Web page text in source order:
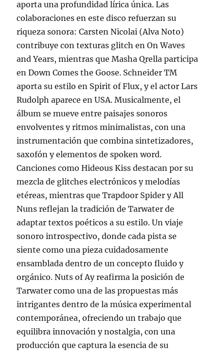
aporta una profundidad lírica única. Las
colaboraciones en este disco refuerzan su
riqueza sonora: Carsten Nicolai (Alva Noto)
contribuye con texturas glitch en On Waves
and Years, mientras que Masha Qrella participa
en Down Comes the Goose. Schneider TM
aporta su estilo en Spirit of Flux, y el actor Lars
Rudolph aparece en USA. Musicalmente, el
álbum se mueve entre paisajes sonoros
envolventes y ritmos minimalistas, con una
instrumentación que combina sintetizadores,
saxofón y elementos de spoken word.
Canciones como Hideous Kiss destacan por su
mezcla de glitches electrónicos y melodías
etéreas, mientras que Trapdoor Spider y All
Nuns reflejan la tradición de Tarwater de
adaptar textos poéticos a su estilo. Un viaje
sonoro introspectivo, donde cada pista se
siente como una pieza cuidadosamente
ensamblada dentro de un concepto fluido y
orgánico. Nuts of Ay reafirma la posición de
Tarwater como una de las propuestas más
intrigantes dentro de la música experimental
contemporánea, ofreciendo un trabajo que
equilibra innovación y nostalgia, con una
producción que captura la esencia de su